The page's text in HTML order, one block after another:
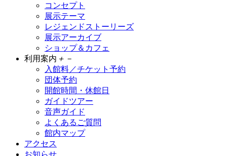
コンセプト
展示テーマ
レジェンドストーリーズ
展示アーカイブ
ショップ＆カフェ
利用案内 ＋ －
入館料／チケット予約
団体予約
開館時間・休館日
ガイドツアー
音声ガイド
よくあるご質問
館内マップ
アクセス